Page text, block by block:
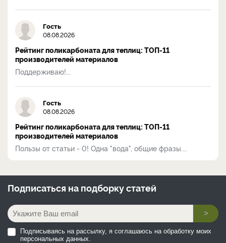
Гость
08.08.2026
Рейтинг поликарбоната для теплиц: ТОП-11
производителей материалов
Поддерживаю!...
Гость
08.08.2026
Рейтинг поликарбоната для теплиц: ТОП-11
производителей материалов
Пользы от статьи - 0! Одна "вода", общие фразы....
Подписаться на подборку статей
>
Подписываясь на рассылку, я соглашаюсь на обработку моих
персональных данных.